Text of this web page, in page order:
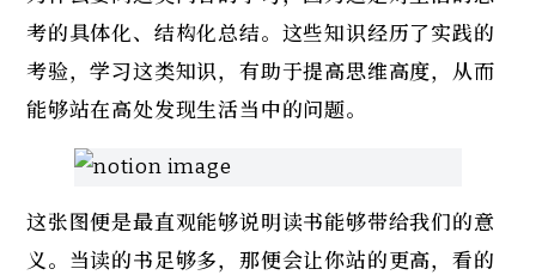
考的具体化、结构化总结。这些知识经历了实践的
考验，学习这类知识，有助于提高思维高度，从而
能够站在高处发现生活当中的问题。
这张图便是最直观能够说明读书能够带给我们的意
义。当读的书足够多，那便会让你站的更高，看的